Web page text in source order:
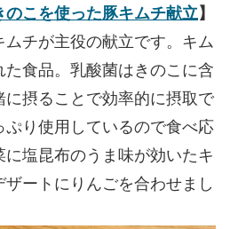
のこを使った豚キムチ献立】
チが主役の献立です。キム
食品。乳酸菌はきのこに含
に摂ることで効率的に摂取で
ぷり使用しているので食べ応
塩昆布のうま味が効いたキ
ートにりんごを合わせまし